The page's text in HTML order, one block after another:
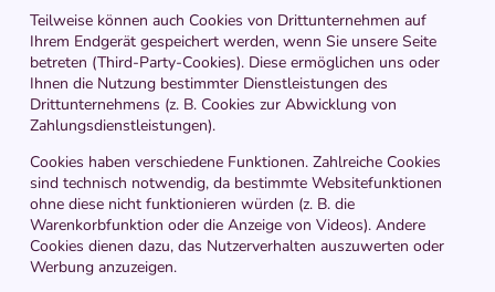
Teilweise können auch Cookies von Drittunternehmen auf
Ihrem Endgerät gespeichert werden, wenn Sie unsere Seite
betreten (Third-Party-Cookies). Diese ermöglichen uns oder
Ihnen die Nutzung bestimmter Dienstleistungen des
Drittunternehmens (z. B. Cookies zur Abwicklung von
Zahlungsdienstleistungen).
Cookies haben verschiedene Funktionen. Zahlreiche Cookies
sind technisch notwendig, da bestimmte Websitefunktionen
ohne diese nicht funktionieren würden (z. B. die
Warenkorbfunktion oder die Anzeige von Videos). Andere
Cookies dienen dazu, das Nutzerverhalten auszuwerten oder
Werbung anzuzeigen.